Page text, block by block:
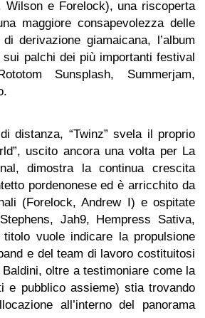
Wilson e Forelock), una riscoperta
maggiore consapevolezza delle
derivazione giamaicana, l’album
palchi dei più importanti festival
Sunsplash, Summerjam,
distanza, “Twinz” svela il proprio
uscito ancora una volta per La
dimostra la continua crescita
pordenonese ed è arricchito da
(Forelock, Andrew I) e ospitate
Jah9, Hempress Sativa,
vuole indicare la propulsione
e del team di lavoro costituitosi
oltre a testimoniare come la
e pubblico assieme) stia trovando
all’interno del panorama